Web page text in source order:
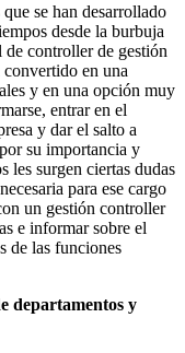
se han desarrollado
desde la burbuja
controller de gestión
en una
y en una opción muy
entrar en el
y dar el salto a
su importancia y
les surgen ciertas dudas
para ese cargo
un gestión controller
e informar sobre el
de las funciones
departamentos y